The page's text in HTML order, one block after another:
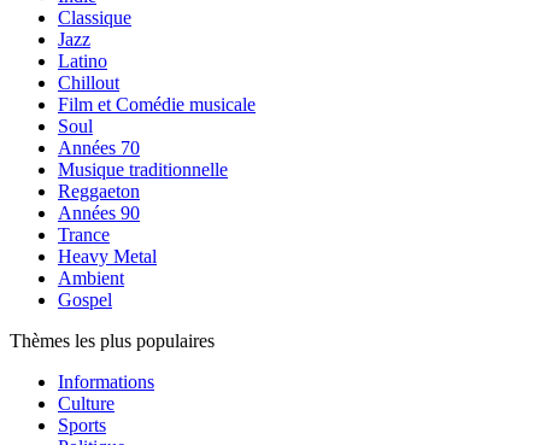
Classique
Jazz
Latino
Chillout
Film et Comédie musicale
Soul
Années 70
Musique traditionnelle
Reggaeton
Années 90
Trance
Heavy Metal
Ambient
Gospel
Thèmes les plus populaires
Informations
Culture
Sports